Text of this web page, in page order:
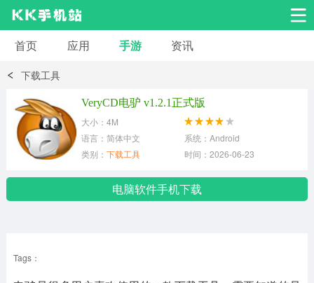
安卓应用
小说漫画
首页 应用 手游 资讯
下载工具
VeryCD电驴 v1.2.1正式版
大小：4M
语言：简体中文
系统：Android
类别： 下载工具 时间：2026-06-23
电脑软件手机下载
Tags：